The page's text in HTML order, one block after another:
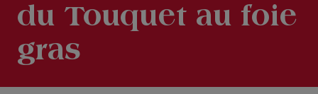
du Touquet au foie
gras